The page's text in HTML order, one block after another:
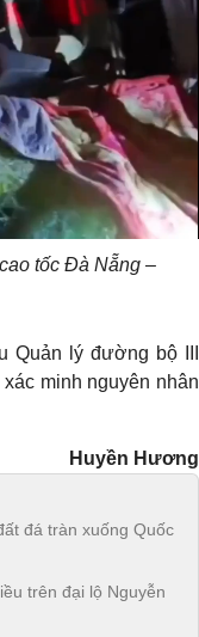
tốc Đà Nẵng –
Quản lý đường bộ III
minh nguyên nhân
Huyền Hương
đá tràn xuống Quốc
trên đại lộ Nguyễn